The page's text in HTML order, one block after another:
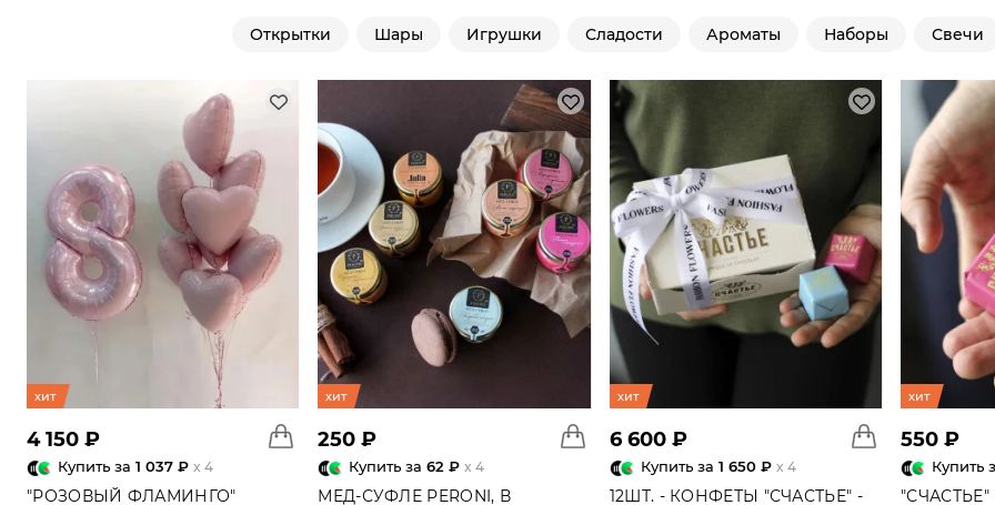
Открытки Шары Игрушки Сладости Ароматы Наборы Свечи
хит
4 150 ₽
Купить за 1 037 ₽ x 4
"РОЗОВЫЙ ФЛАМИНГО"
хит
250 ₽
Купить за 62 ₽ x 4
МЕД-СУФЛЕ PERONI, В
хит
6 600 ₽
Купить за 1 650 ₽ x 4
12ШТ. - КОНФЕТЫ "СЧАСТЬЕ" -
хит
550 ₽
Купить